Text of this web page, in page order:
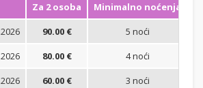
Za 2 osoba
Minimalno noćenja
90.00 € 5 noći
80.00 € 4 noći
60.00 € 3 noći